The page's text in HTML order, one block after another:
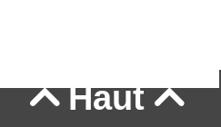
Haut